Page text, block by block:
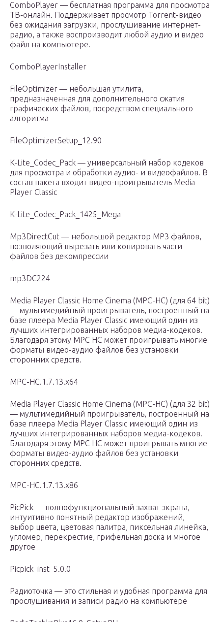
ComboPlayer — бесплатная программа для просмотра
ТВ-онлайн. Поддерживает просмотр Torrent-видео
без ожидания загрузки, прослушивание интернет-
радио, а также воспроизводит любой аудио и видео
файл на компьютере.
ComboPlayerInstaller
FileOptimizer — небольшая утилита,
предназначенная для дополнительного сжатия
графических файлов, посредством специального
алгоритма
FileOptimizerSetup_12.90
K-Lite_Codec_Pack — универсальный набор кодеков
для просмотра и обработки аудио- и видеофайлов. В
состав пакета входит видео-проигрыватель Media
Player Classic
K-Lite_Codec_Pack_1425_Mega
Mp3DirectCut — небольшой редактор MP3 файлов,
позволяющий вырезать или копировать части
файлов без декомпрессии
mp3DC224
Media Player Classic Home Cinema (MPC-HC) (для 64 bit)
— мультимедийный проигрыватель, построенный на
базе плеера Media Player Classic имеющий один из
лучших интегрированных наборов медиа-кодеков.
Благодаря этому MPC HC может проигрывать многие
форматы видео-аудио файлов без установки
сторонних средств.
MPC-HC.1.7.13.x64
Media Player Classic Home Cinema (MPC-HC) (для 32 bit)
— мультимедийный проигрыватель, построенный на
базе плеера Media Player Classic имеющий один из
лучших интегрированных наборов медиа-кодеков.
Благодаря этому MPC HC может проигрывать многие
форматы видео-аудио файлов без установки
сторонних средств.
MPC-HC.1.7.13.x86
PicPick — полнофункциональный захват экрана,
интуитивно понятный редактор изображений,
выбор цвета, цветовая палитра, пиксельная линейка,
угломер, перекрестие, грифельная доска и многое
другое
Picpick_inst_5.0.0
Радиоточка — это стильная и удобная программа для
прослушивания и записи радио на компьютере